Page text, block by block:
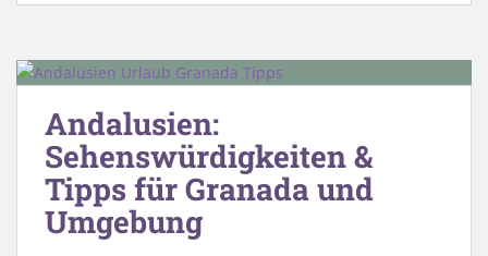
Andalusien:
Sehenswürdigkeiten &
Tipps für Granada und
Umgebung